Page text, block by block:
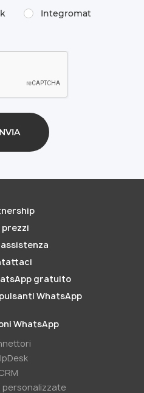
Integromat
prezzi
gratuito
WhatsApp
WhatsApp
personalizzate